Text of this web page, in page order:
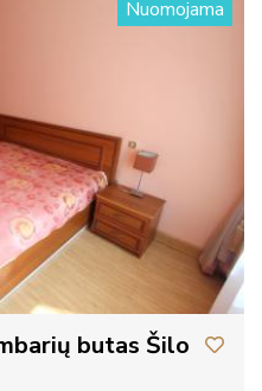
Nuomojama
butas Šilo